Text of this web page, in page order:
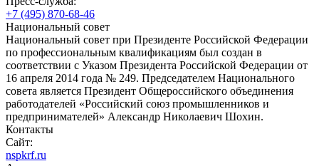
+7 (495) 870-68-46
Национальный совет
Национальный совет при Президенте Российской Федерации
по профессиональным квалификациям был создан в
соответствии с Указом Президента Российской Федерации от
16 апреля 2014 года № 249. Председателем Национального
совета является Президент Общероссийского объединения
работодателей «Российский союз промышленников и
предпринимателей» Александр Николаевич Шохин.
Контакты
Сайт:
nspkrf.ru